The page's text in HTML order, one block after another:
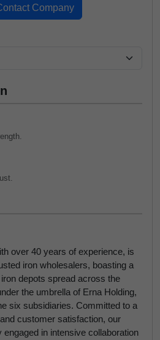
over 40 years of experience, is
iron wholesalers, boasting a
depots spread across the
the umbrella of Erna Holding,
six subsidiaries. Committed to a
customer satisfaction, our
in intensive collaboration